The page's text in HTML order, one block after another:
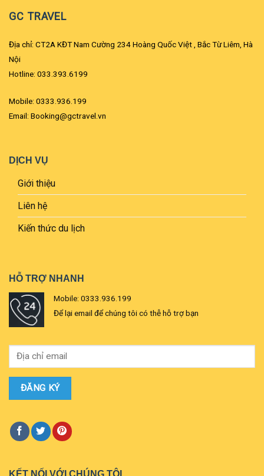
GC TRAVEL
Địa chỉ: CT2A KĐT Nam Cường 234 Hoàng Quốc Việt , Bắc Từ Liêm, Hà
Nội
Hotline: 033.393.6199
Mobile: 0333.936.199
Email: Booking@gctravel.vn
DỊCH VỤ
Giới thiệu
Liên hệ
Kiến thức du lịch
HỖ TRỢ NHANH
Mobile: 0333.936.199
Để lại email để chúng tôi có thễ hỗ trợ bạn
KẾT NỐI VỚI CHÚNG TÔI